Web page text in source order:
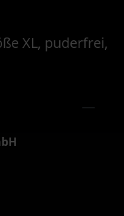
XL, puderfrei,